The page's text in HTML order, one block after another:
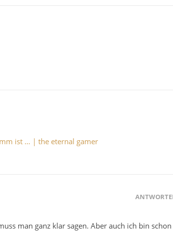
ist … | the eternal gamer
man ganz klar sagen. Aber auch ich bin schon